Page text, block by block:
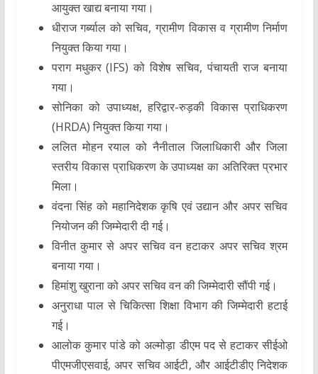
आयुक्त खाद्यबनाया गया।
धीराज गर्ब्याल कोसचिव, ग्रामीण विकास व ग्रामीण निर्माण
नियुक्त किया गया।
पराग मधुकर (IFS) कोविशेष सचिव, पंचायती राजबनाया
गया।
सोनिकाकोउपाध्यक्ष, हरिद्वार-रुड़की विकास प्राधिकरण
(HRDA)नियुक्त किया गया।
ललित मोहन रयाल कोनैनीताल जिलाधिकारीऔरजिला
स्तरीय विकास प्राधिकरण के उपाध्यक्षका अतिरिक्त प्रभार
मिला।
वंदना सिंह कोमहानिदेशक कृषि एवं उद्यानऔर अपर सचिव
नियोजनकी जिम्मेदारी दी गई।
विनीत कुमार से अपर सचिव वन हटाकर अपर सचिव श्रम
बनाया गया।
हिमांशु खुरानाकोअपर सचिव वनकी जिम्मेदारी सौंपी गई।
अनुराधा पालसेचिकित्सा शिक्षा विभागकी जिम्मेदारी हटाई
गई।
आलोक कुमार पांडेकोअल्मोड़ा डीएम पदसे हटाकरसीईओ
पीएमजीएसवाई,अपर सचिव आईटी, और आईटीडीए निदेशक